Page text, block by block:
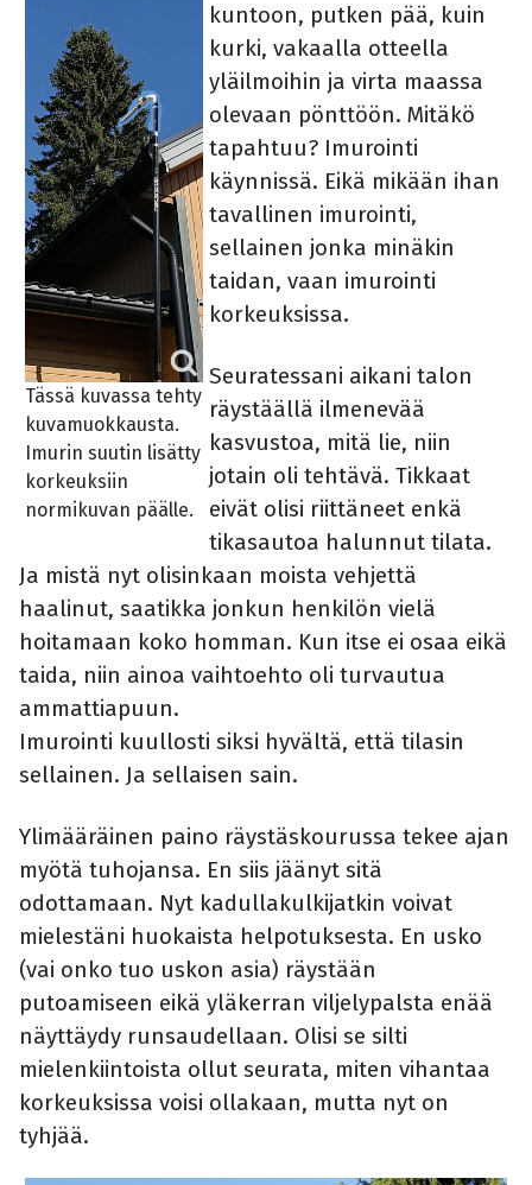
Tässä kuvassa tehty
kuvamuokkausta.
Imurin suutin lisätty
korkeuksiin
normikuvan päälle.
kuntoon, putken pää, kuin
kurki, vakaalla otteella
yläilmoihin ja virta maassa
olevaan pönttöön. Mitäkö
tapahtuu? Imurointi
käynnissä. Eikä mikään ihan
tavallinen imurointi,
sellainen jonka minäkin
taidan, vaan imurointi
korkeuksissa.
Seuratessani aikani talon
räystäällä ilmenevää
kasvustoa, mitä lie, niin
jotain oli tehtävä. Tikkaat
eivät olisi riittäneet enkä
tikasautoa halunnut tilata.
Ja mistä nyt olisinkaan moista vehjettä
haalinut, saatikka jonkun henkilön vielä
hoitamaan koko homman. Kun itse ei osaa eikä
taida, niin ainoa vaihtoehto oli turvautua
ammattiapuun.
Imurointi kuullosti siksi hyvältä, että tilasin
sellainen. Ja sellaisen sain.
Ylimääräinen paino räystäskourussa tekee ajan
myötä tuhojansa. En siis jäänyt sitä
odottamaan. Nyt kadullakulkijatkin voivat
mielestäni huokaista helpotuksesta. En usko
(vai onko tuo uskon asia) räystään
putoamiseen eikä yläkerran viljelypalsta enää
näyttäydy runsaudellaan. Olisi se silti
mielenkiintoista ollut seurata, miten vihantaa
korkeuksissa voisi ollakaan, mutta nyt on
tyhjää.